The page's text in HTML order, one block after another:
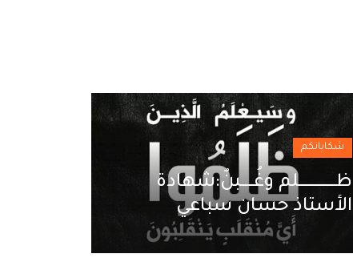
شكاياتكم
ظـــــــــــــــــــــــلم وغُــــــــبنٌ:شهادة
الأستاذ حسان سباعي